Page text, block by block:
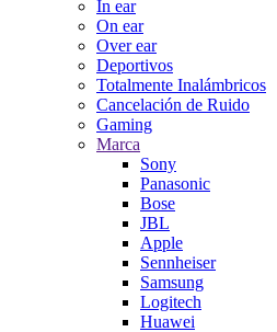
In ear
On ear
Over ear
Deportivos
Totalmente Inalámbricos
Cancelación de Ruido
Gaming
Marca
Sony
Panasonic
Bose
JBL
Apple
Sennheiser
Samsung
Logitech
Huawei